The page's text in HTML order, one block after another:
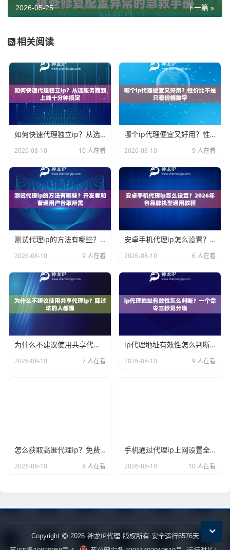
下一篇 »
2026-05-25
相关阅读
如何快速代理独立ip？从选服务商到上线十分钟搞定
2026-08-10 10 人在看
哪个ip代理便宜又好用？性价比不是只看价格数字
2026-08-10 9 人在看
测试代理ip的方法有哪些？开发者和普通用户各取所需
2026-08-10 9 人在看
安卓手机代理ip怎么设置？2026年各品牌机型通用教程
2026-08-10 6 人在看
为什么不建议使用共享代理ip？踩过坑的人都懂
2026-08-10 7 人在看
ip代理地址有效性怎么判断？一个命令三秒见分晓
2026-08-10 9 人在看
怎么获取高匿代理ip？免费和付费渠道的差距到底有多大
2026-08-10 8 人在看
手机通过代理ip上网设置全流程，从WiFi到蜂窝数据全覆盖
2026-08-10 10 人在看
Copyright 2026 神龙IP代理 版权所有.安全运行6576天